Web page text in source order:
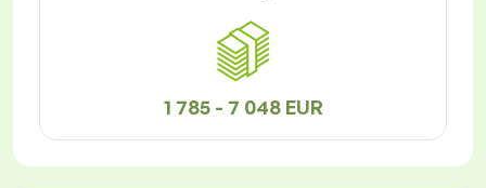
1 785 - 7 048 EUR